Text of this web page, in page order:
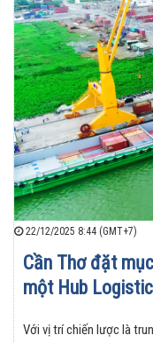
22/12/2025 8:44 (GMT+7)
Cần Thơ đặt
một Hub
Với vị trí chiến lược là